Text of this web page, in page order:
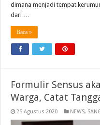
dimana menjadi tempat
dari …
Baca »
Formulir Sensus
Warga, Catat
25 Agustus 2020 NEWS,